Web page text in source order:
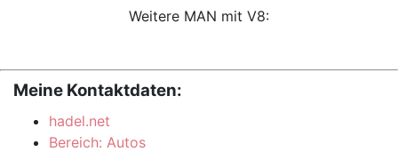
Weitere MAN mit V8:
Meine Kontaktdaten:
hadel.net
Bereich: Autos